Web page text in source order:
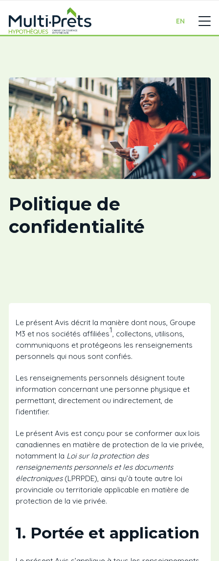
EN
Politique de
confidentialité
Le présent Avis décrit la manière dont nous, Groupe
M3 et nos sociétés affiliées1 , collectons, utilisons,
communiquons et protégeons les renseignements
personnels qui nous sont confiés.
Les renseignements personnels désignent toute
information concernant une personne physique et
permettant, directement ou indirectement, de
l’identifier.
Le présent Avis est conçu pour se conformer aux lois
canadiennes en matière de protection de la vie privée,
notamment la Loi sur la protection des
renseignements personnels et les documents
électroniques(LPRPDE), ainsi qu’à toute autre loi
provinciale ou territoriale applicable en matière de
protection de la vie privée.
1. Portée et application